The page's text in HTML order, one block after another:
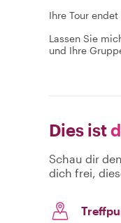
Ihre Tour
Lassen Sie
und Ihre
Dies ist
Schau dir
dich frei,